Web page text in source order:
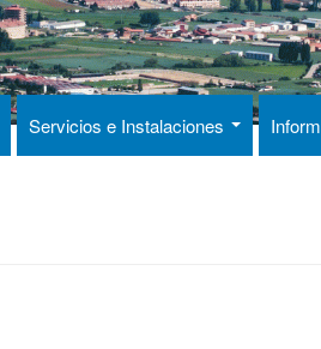
Servicios e Instalaciones